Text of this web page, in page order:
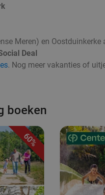
Meren) en Oostduinkerke
Deal
. Nog meer vakanties of
boeken
60%